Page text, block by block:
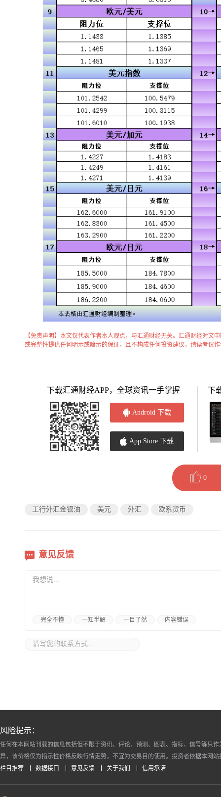
【免责声明】本文仅代表作者本人观点，与汇通财经无关。汇通财经对文
或完整性提供任何明示或暗示的保证，且不构成任何投资建议，请读者仅
下载汇通财经APP，全球资讯一手掌握
Android 下载
App Store 下载
下
0
工行外汇金银油 美元 外汇 欧系货币
意见反馈
完全不懂 一知半解 一目了然 内容错误
风险提示：
任何在本网站刊载的信息包括但不限于资讯、评论、预测、图表、指标、信号等只
异，该价格仅为指示性价格反映行情走势，不宜为交易目的使用。投资者依据本网
栏目推荐
数据接口 意见反馈 关于我们 信用承诺